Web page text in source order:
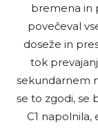
bremena in
povečeval
doseže in
tok
sekundarnem
se to zgodi, se
C1 napolnila,